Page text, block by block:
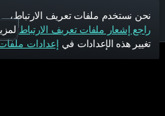
نحن نستخدم ملفات تعريف الارتباط،
راجع إشعار ملفات تعريف الارتباط
تغيير هذه الإعدادات في إعدادات